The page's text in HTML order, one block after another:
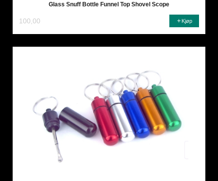
Glass Snuff Bottle Funnel Top Shovel Scope
100,00 Kjøp